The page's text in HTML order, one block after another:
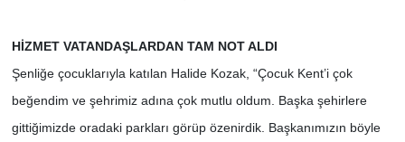
HİZMET VATANDAŞLARDAN TAM NOT ALDI
Şenliğe çocuklarıyla katılan Halide Kozak, “Çocuk Kent’i çok
beğendim ve şehrimiz adına çok mutlu oldum. Başka şehirlere
gittiğimizde oradaki parkları görüp özenirdik. Başkanımızın böyle